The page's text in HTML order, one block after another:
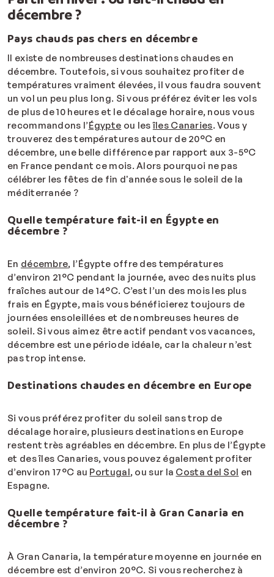
décembre ?
Pays chauds pas chers en décembre
Il existe de nombreuses destinations chaudes en
décembre. Toutefois, si vous souhaitez profiter de
températures vraiment élevées, il vous faudra souvent
un vol un peu plus long. Si vous préférez éviter les vols
de plus de 10 heures et le décalage horaire, nous vous
recommandons l’Égypte ou lesîles Canaries. Vous y
trouverez des températures autour de 20°C en
décembre, une belle différence par rapport aux 3-5°C
en France pendant ce mois. Alors pourquoi ne pas
célébrer les fêtes de fin d'année sous le soleil de la
méditerranée ?
Quelle température fait-il en Égypte en
décembre ?
En décembre, l’Égypte offre des températures
d’environ 21°C pendant la journée, avec des nuits plus
fraîches autour de 14°C. C’est l’un des mois les plus
frais en Égypte, mais vous bénéficierez toujours de
journées ensoleillées et de nombreuses heures de
soleil. Si vous aimez être actif pendant vos vacances,
décembre est une période idéale, car la chaleur n’est
pas trop intense.
Destinations chaudes en décembre en Europe
Si vous préférez profiter du soleil sans trop de
décalage horaire, plusieurs destinations en Europe
restent très agréables en décembre. En plus de l’Égypte
et des îles Canaries, vous pouvez également profiter
d’environ 17°C au Portugal, ou sur la Costa del Sol en
Espagne.
Quelle température fait-il à Gran Canaria en
décembre ?
À Gran Canaria, la température moyenne en journée en
décembre est d’environ 20°C. Si vous recherchez à